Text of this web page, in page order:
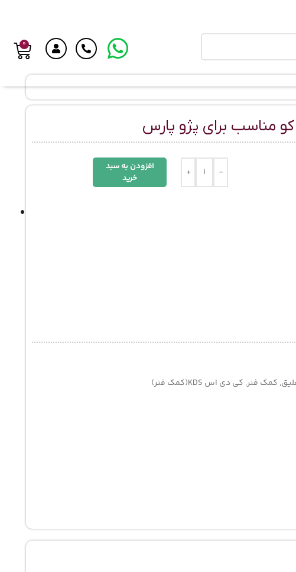
0
مناسب برای پژو پارس
-
+
افزودن به سبد
خرید
, کمک فنر, کی دی اس KDS(کمک فنر)